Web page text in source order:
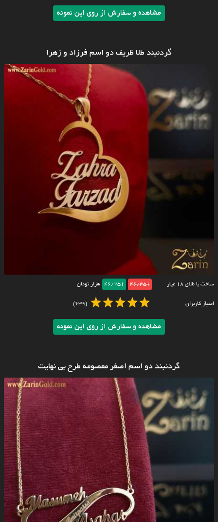
مشاهده و سفارش از روی این نمونه
گردنبند طلا ظریف دو اسم فرزاد و زهرا
ساخت با طلای ۱۸ عیار 46/351
46/251 هزار تومان
امتیاز کاربران (639)
مشاهده و سفارش از روی این نمونه
گردنبند دو اسم اصغر معصومه طرح بی نهایت